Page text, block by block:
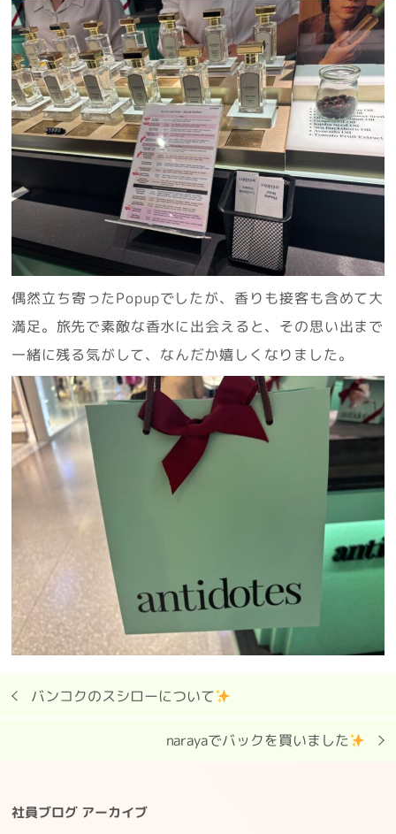
偶然立ち寄ったPopupでしたが、香りも接客も含めて大
満足。旅先で素敵な香水に出会えると、その思い出まで
一緒に残る気がして、なんだか嬉しくなりました。
バンコクのスシローについて
narayaでバックを買いました
社員ブログ アーカイブ